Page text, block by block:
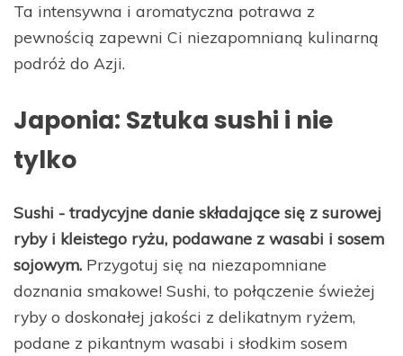
Ta intensywna i aromatyczna potrawa z
pewnością zapewni Ci niezapomnianą kulinarną
podróż do Azji.
Japonia: Sztuka sushi i nie
tylko
Sushi - tradycyjne danie składające się z surowej
ryby i kleistego ryżu, podawane z wasabi i sosem
sojowym. Przygotuj się na niezapomniane
doznania smakowe! Sushi, to połączenie świeżej
ryby o doskonałej jakości z delikatnym ryżem,
podane z pikantnym wasabi i słodkim sosem